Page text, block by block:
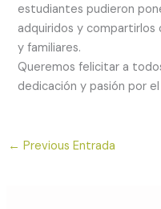
estudiantes pudieron
adquiridos y compartirlos
y familiares.
Queremos felicitar a
dedicación y pasión por
← Previous Entrada